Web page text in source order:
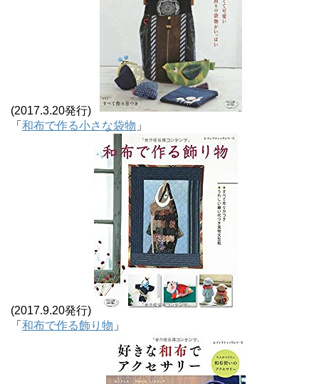
(2017.3.20発行)
「 和布で作る小さな袋物 」
(2017.9.20発行)
「 和布で作る飾り物 」